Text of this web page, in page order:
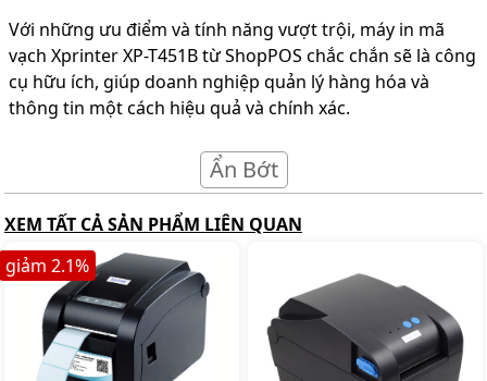
Với những ưu điểm và tính năng vượt trội, máy in mã
vạch Xprinter XP-T451B từ ShopPOS chắc chắn sẽ là công
cụ hữu ích, giúp doanh nghiệp quản lý hàng hóa và
thông tin một cách hiệu quả và chính xác.
Ẩn Bớt
XEM TẤT CẢ SẢN PHẨM LIÊN QUAN
giảm 2.1%